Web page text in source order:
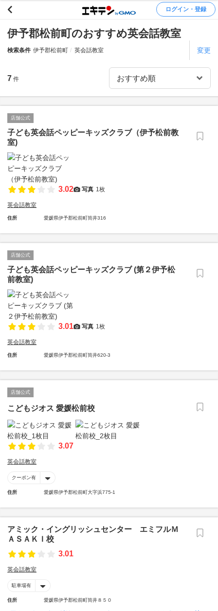
ログイン・登録
伊予郡松前町のおすすめ英会話教室
検索条件 伊予郡松前町 英会話教室 変更
7 件
店舗公式
子ども英会話ペッピーキッズクラブ（伊予松前教
室)
3.02 写真 1枚
英会話教室
住所 愛媛県伊予郡松前町筒井316
店舗公式
子ども英会話ペッピーキッズクラブ (第２伊予松
前教室)
3.01 写真 1枚
英会話教室
住所 愛媛県伊予郡松前町筒井620-3
店舗公式
こどもジオス 愛媛松前校
3.07
英会話教室
クーポン有
住所 愛媛県伊予郡松前町大字浜775-1
アミック・イングリッシュセンター エミフルＭ
ＡＳＡＫＩ校
3.01
英会話教室
駐車場有
住所 愛媛県伊予郡松前町筒井８５０